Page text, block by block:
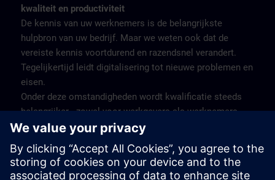
kwaliteit en productiviteit
De kennis van uw werknemers is de belangrijkste
hulpbron van uw bedrijf. Maar we weten ook dat de
vereiste kennis voortdurend en razendsnel verandert.
Tegelijkertijd leidt digitalisering tot nieuwe problemen en
eisen.
Onder deze omstandigheden wordt kwalificatie steeds
belangrijker - zowel voor werkgevers als werknemers.
Het SITRAIN-certificeringsprogramma biedt daarom
industriële producten en oplossingen van Siemens, met
aansluitende certificering om de verworven kennis te